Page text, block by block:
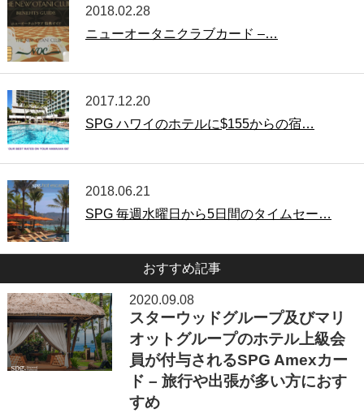
2018.02.28
ニューオータニクラブカード –…
2017.12.20
SPG ハワイのホテルに$155からの宿…
2018.06.21
SPG 毎週水曜日から5日間のタイムセー…
おすすめ記事
2020.09.08
スターウッドグループ及びマリ
オットグループのホテル上級会
員が付与されるSPG Amexカー
ド – 旅行や出張が多い方におす
すめ